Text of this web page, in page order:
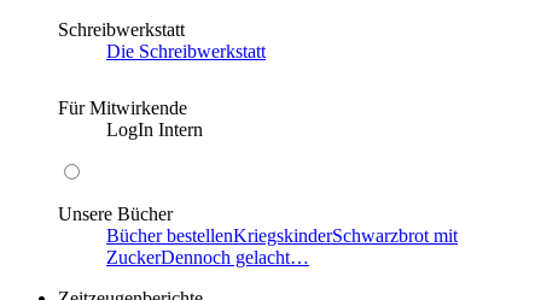
Schreibwerkstatt
Die Schreibwerkstatt
Für Mitwirkende
LogIn Intern
Unsere Bücher
Bücher bestellenKriegskinderSchwarzbrot mit
ZuckerDennoch gelacht…